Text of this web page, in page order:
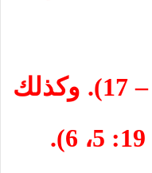
السامرة (أع 8: 15 – 17). وكذلك